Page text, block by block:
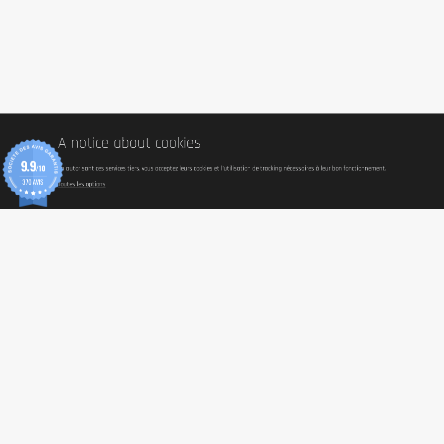
A notice about cookies
En autorisant ces services tiers, vous acceptez leurs cookies et l'utilisation de tracking nécessaires à leur bon fonctionnement.
Toutes les options
9.9/10
370 AVIS